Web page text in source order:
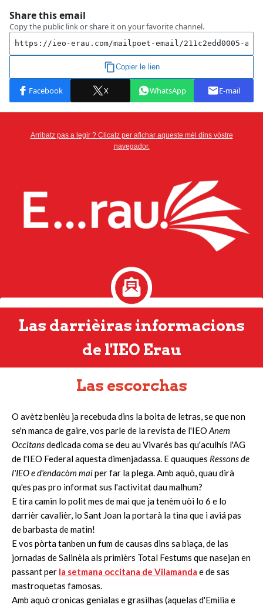
Arribatz pas a legir ? Clicatz per afichar aqueste mèl dins vòstre
navegador.
Las darrièiras informacions
de l'IEO Erau
Las escorchas
O avètz benlèu ja recebuda dins la boita de letras, se que non
se'n manca de gaire, vos parle de la revista de l'IEO Anem
Occitansdedicada coma se deu au Vivarés bas qu'aculhís l'AG
de l'IEO Federal aquesta dimenjadassa. E quauques Ressons de
l'IEO e d'endacòm maiper far la plega. Amb aquò, quau dirà
qu'es pas pro informat sus l'activitat dau malhum?
E tira camin lo polit mes de mai que ja tenèm uòi lo 6 e lo
darrièr cavalièr, lo Sant Joan la portarà la tina que i aviá pas
de barbasta de matin!
E vos pòrta tanben un fum de causas dins sa biaça, de las
jornadas de Salinèla als primièrs Total Festums que nasejan en
passant per la setmana occitana de Vilamanda e de sas
mastroquetas famosas.
Amb aquò cronicas genialas e grasilhas (aquelas d'Emilia e